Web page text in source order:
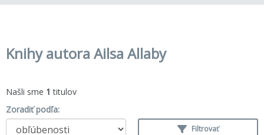
Knihy autora Ailsa Allaby
Našli sme 1 titulov
Zoradiť podľa:
Filtrovať